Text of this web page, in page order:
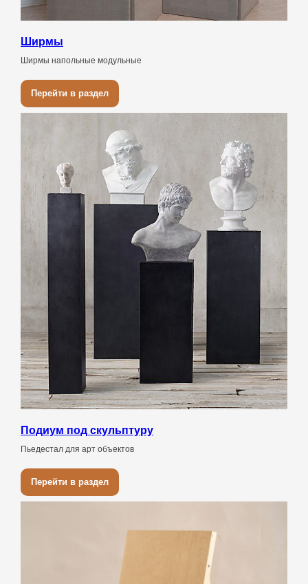
Ширмы
Ширмы напольные модульные
Перейти в раздел
Подиум под скульптуру
Пьедестал для арт объектов
Перейти в раздел